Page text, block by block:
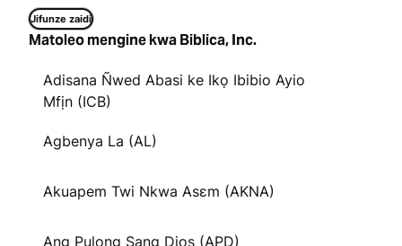
Jifunze zaidi
Matoleo mengine kwa Biblica, Inc.
Adisana Ñwed Abasi ke Ikọ Ibibio Ayio
Mfịn (ICB)
Agbenya La (AL)
Akuapem Twi Nkwa Asɛm (AKNA)
Ang Pulong Sang Dios (APD)